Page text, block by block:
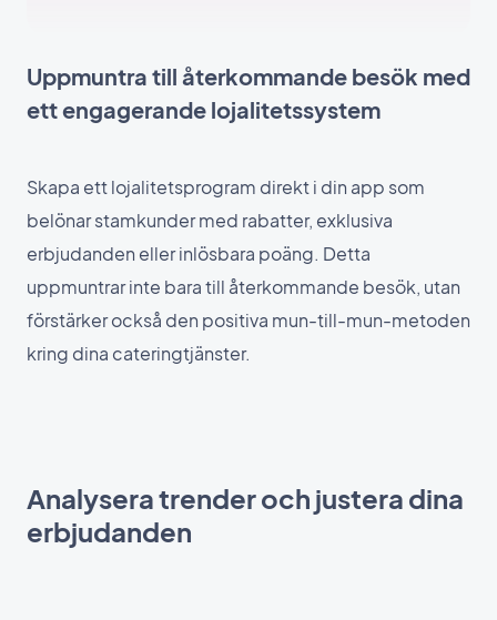
Uppmuntra till återkommande besök med
ett engagerande lojalitetssystem
Skapa ett lojalitetsprogram direkt i din app som
belönar stamkunder med rabatter, exklusiva
erbjudanden eller inlösbara poäng. Detta
uppmuntrar inte bara till återkommande besök, utan
förstärker också den positiva mun-till-mun-metoden
kring dina cateringtjänster.
Analysera trender och justera dina
erbjudanden